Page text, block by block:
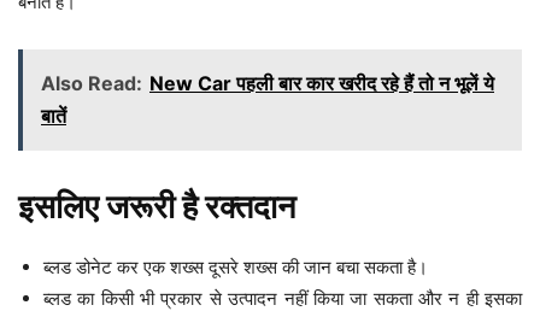
Also Read: New Car पहली बार कार खरीद रहे हैं तो न भूलें ये
बातें
इसलिए जरूरी है रक्तदान
ब्लड डोनेट कर एक शख्स दूसरे शख्स की जान बचा सकता है।
ब्लड का किसी भी प्रकार से उत्पादन नहीं किया जा सकता और न ही इसका